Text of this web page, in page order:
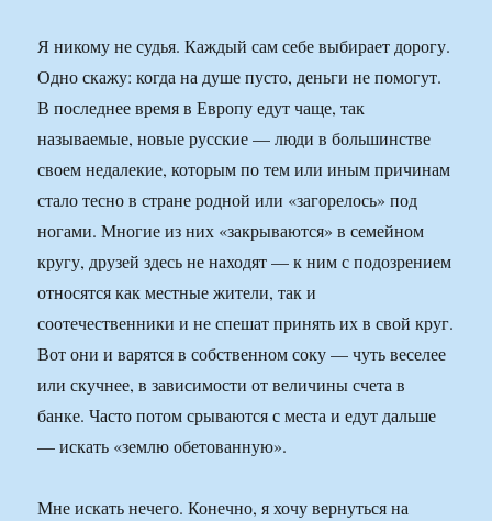
Я никому не судья. Каждый сам себе выбирает дорогу.
Одно скажу: когда на душе пусто, деньги не помогут.
В последнее время в Европу едут чаще, так
называемые, новые русские — люди в большинстве
своем недалекие, которым по тем или иным причинам
стало тесно в стране родной или «загорелось» под
ногами. Многие из них «закрываются» в семейном
кругу, друзей здесь не находят — к ним с подозрением
относятся как местные жители, так и
соотечественники и не спешат принять их в свой круг.
Вот они и варятся в собственном соку — чуть веселее
или скучнее, в зависимости от величины счета в
банке. Часто потом срываются с места и едут дальше
— искать «землю обетованную».
Мне искать нечего. Конечно, я хочу вернуться на